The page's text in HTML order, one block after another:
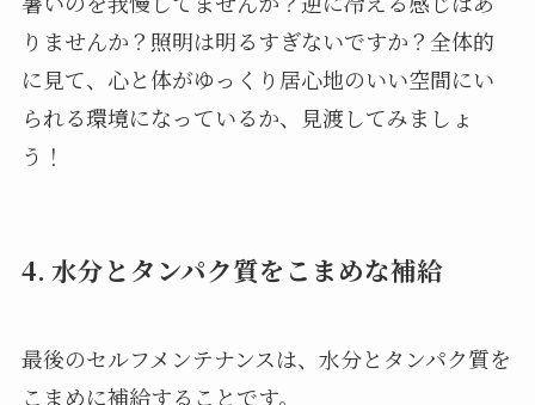
りませんか？照明は明るすぎないですか？全体的
に見て、心と体がゆっくり居心地のいい空間にい
られる環境になっているか、見渡してみましょ
う！
4. 水分とタンパク質をこまめな補給
最後のセルフメンテナンスは、水分とタンパク質を
こまめに補給することです。